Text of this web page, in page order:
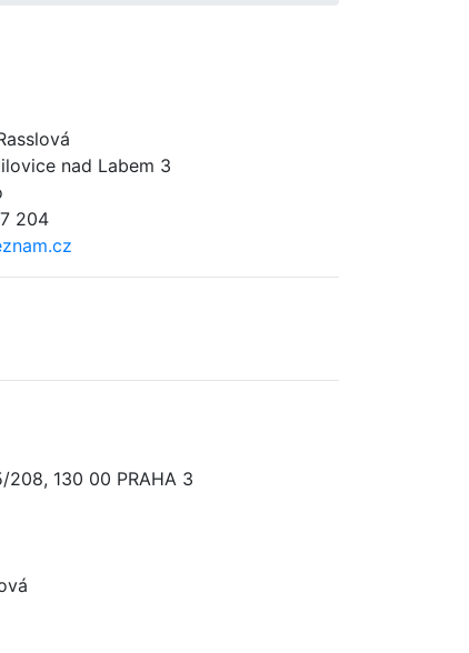
nad Labem 3
204
208, 130 00 PRAHA 3